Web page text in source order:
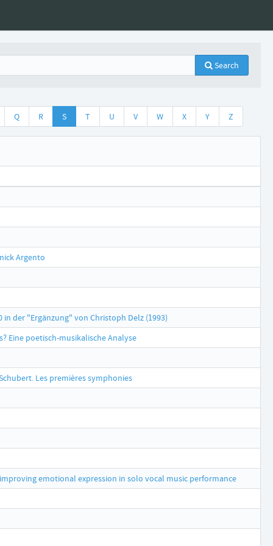
Search
Q R S T U V W X Y Z
Argento
der "Ergänzung" von Christoph Delz (1993)
Eine poetisch-musikalische Analyse
Les premières symphonies
emotional expression in solo vocal music performance